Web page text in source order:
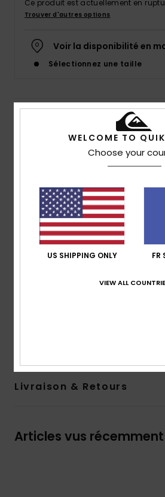
Ce produit est actuellement en
Trouver d'autres options
Voir la disponibilité en
Sélectionnez une taille
Details & caractéristiques
Chemise à manches longues
Code
Caractéristiques
Matière :Matière drapée en
coupe :coupe regular
Encolure :Col de chemise
Livraison & Retours
Articles vus récemment
WELCOME TO
Choose your
US SHIPPING ONLY FR
VIEW ALL